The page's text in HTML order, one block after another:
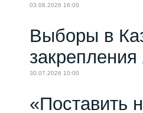
03.08.2026 16:00
Выборы в
30.07.2026 10:00
«Поставить